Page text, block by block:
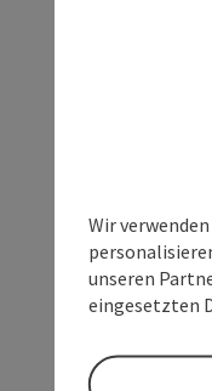
Wir
unseren
eingesetzten